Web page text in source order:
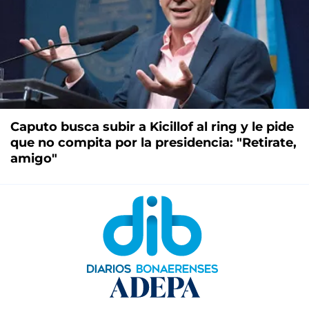
Caputo busca subir a Kicillof al ring y le pide
que no compita por la presidencia: "Retirate,
amigo"